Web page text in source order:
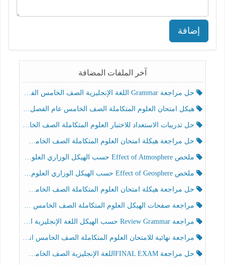
إضافة
آخر الملفات المضافة
حل مراجعة Grammar اللغة الإنجليزية الصف الخامس الفصل الثالث
هيكل امتحان العلوم المتكاملة الصف الخامس عام الفصل الدراسي الثالث 2025-2026
حل تدريبات الاستعداد للاختبار العلوم المتكاملة الصف الخامس عام الفصل الثالث
حل مراجعة هيكلة امتحان العلوم المتكاملة الصف الخامس انسبير الفصل الثالث
ملخص Effect of Atmosphere حسب الهيكل الوزاري العلوم المتكاملة الصف الخامس انسبير الفصل الثالث
ملخص Effect of Geosphere حسب الهيكل الوزاري العلوم المتكاملة الصف الخامس انسبير الفصل الثالث
حل مراجعة هيكلة امتحان العلوم المتكاملة الصف الخامس عام الفصل الثالث
مراجعة صفحات الهيكل العلوم المتكاملة الصف الخامس انسبير الفصل الثالث
مراجعة Review Grammar حسب الهيكل اللغة الإنجليزية الصف الخامس الفصل الثالث
مراجعة نهائية للامتحان العلوم المتكاملة الصف الخامس انسبير الفصل الثالث
حل مراجعة FINAL EXAMاللغة الإنجليزية الصف الخامس الفصل الثالث